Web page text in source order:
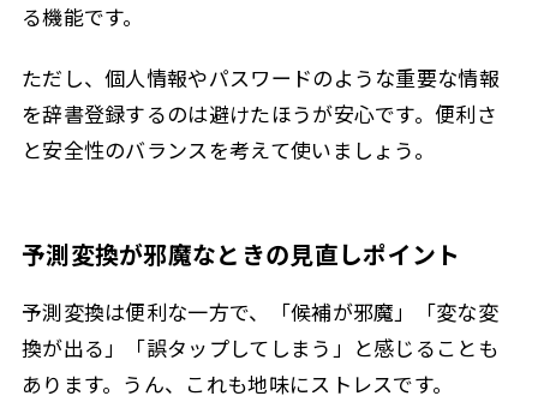
る機能です。
ただし、個人情報やパスワードのような重要な情報
を辞書登録するのは避けたほうが安心です。便利さ
と安全性のバランスを考えて使いましょう。
予測変換が邪魔なときの見直しポイント
予測変換は便利な一方で、「候補が邪魔」「変な変
換が出る」「誤タップしてしまう」と感じることも
あります。うん、これも地味にストレスです。